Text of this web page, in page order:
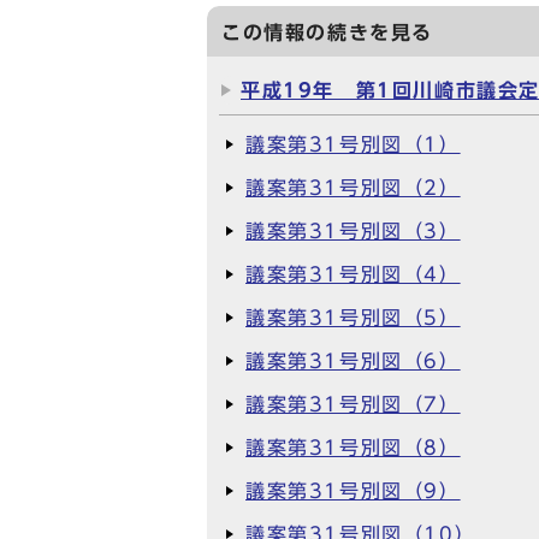
この情報の続きを見る
平成19年 第1回川崎市議会
議案第31号別図（1）
議案第31号別図（2）
議案第31号別図（3）
議案第31号別図（4）
議案第31号別図（5）
議案第31号別図（6）
議案第31号別図（7）
議案第31号別図（8）
議案第31号別図（9）
議案第31号別図（10）